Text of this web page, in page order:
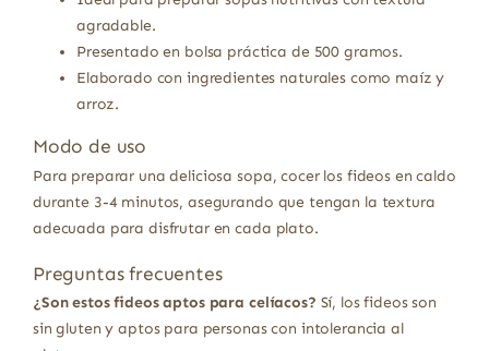
agradable.
Presentado en bolsa práctica de 500 gramos.
Elaborado con ingredientes naturales como maíz y
arroz.
Modo de uso
Para preparar una deliciosa sopa, cocer los fideos en caldo
durante 3-4 minutos, asegurando que tengan la textura
adecuada para disfrutar en cada plato.
Preguntas frecuentes
¿Son estos fideos aptos para celíacos? Sí, los fideos son
sin gluten y aptos para personas con intolerancia al